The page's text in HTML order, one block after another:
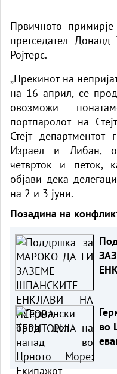
Првичното
претседател
Ројтерс.
„Прекинот на
на 16 април, се
овозможи
портпаролот на
Стејт
Израел и Либан,
четврток и петок,
објави дека
на 2 и 3 јуни.
Позадина на
во